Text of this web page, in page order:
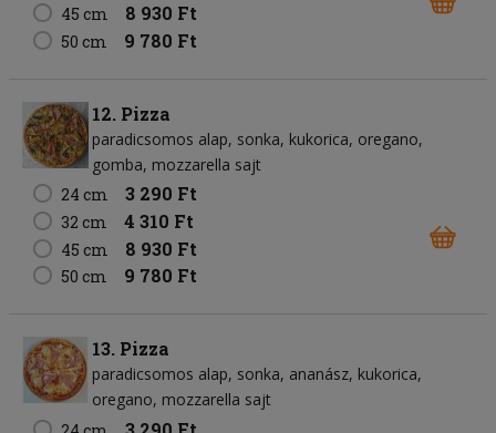
45 cm 8 930 Ft
50 cm 9 780 Ft
12. Pizza
paradicsomos alap sonka kukorica oregano
gomba mozzarella sajt
24 cm
3 290 Ft
32 cm 4 310 Ft
45 cm 8 930 Ft
50 cm 9 780 Ft
13. Pizza
paradicsomos alap sonka ananász kukorica
oregano mozzarella sajt